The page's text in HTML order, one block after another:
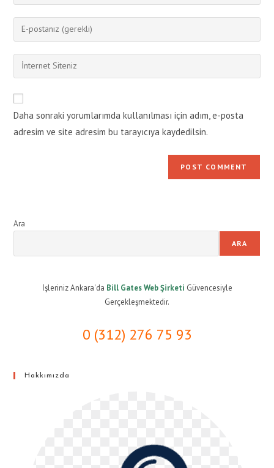
your
name
comment
Enter
your
email
address
comment
Enter
your
website
URL
(optional)
Daha sonraki yorumlarımda kullanılması için adım, e-posta
adresim ve site adresim bu tarayıcıya kaydedilsin.
Ara
ARA
İşleriniz Ankara'da Bill Gates Web Şirketi Güvencesiyle
Gerçekleşmektedir.
0 (312) 276 75 93
Hakkımızda